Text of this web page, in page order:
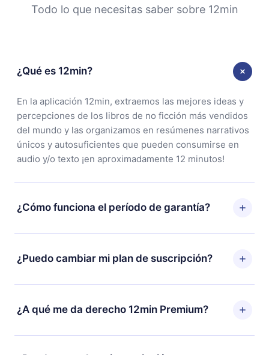
Todo lo que necesitas saber sobre 12min
¿Qué es 12min?
En la aplicación 12min, extraemos las mejores ideas y
percepciones de los libros de no ficción más vendidos
del mundo y las organizamos en resúmenes narrativos
únicos y autosuficientes que pueden consumirse en
audio y/o texto ¡en aproximadamente 12 minutos!
¿Cómo funciona el período de garantía?
Puedes descargar nuestra aplicación y comenzar a
disfrutar de nuestra biblioteca. Si por alguna razón no
estás satisfecho con nuestra plataforma, simplemente
a la compra y solicita el reembolso del valor. Recibirás
¿Puedo cambiar mi plan de suscripción?
Sí, pero el cambio solo se aplicará a partir del próximo
período de facturación. Por ejemplo, si decides
cambiar tu suscripción mensual a anual, después de
¿A qué me da derecho 12min Premium?
12min Premium es un plan que te garantiza acceso a